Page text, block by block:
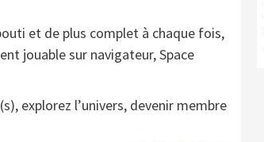
et de plus complet à chaque fois,
jouable sur navigateur, Space
explorez l’univers, devenir membre